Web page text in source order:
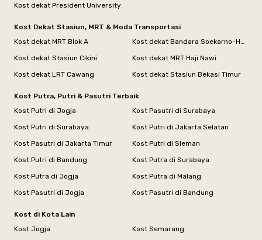
Kost dekat President University
Kost Dekat Stasiun, MRT & Moda Transportasi
Kost dekat MRT Blok A
Kost dekat Stasiun Cikini
Kost dekat MRT Haji Nawi
Kost dekat LRT Cawang
Kost dekat Stasiun Bekasi Timur
Kost Putra, Putri & Pasutri Terbaik
Kost Putri di Jogja
Kost Pasutri di Surabaya
Kost Putri di Surabaya
Kost Putri di Jakarta Selatan
Kost Pasutri di Jakarta Timur
Kost Putri di Sleman
Kost Putri di Bandung
Kost Putra di Surabaya
Kost Putra di Jogja
Kost Putra di Malang
Kost Pasutri di Jogja
Kost Pasutri di Bandung
Kost di Kota Lain
Kost Jogja
Kost Semarang